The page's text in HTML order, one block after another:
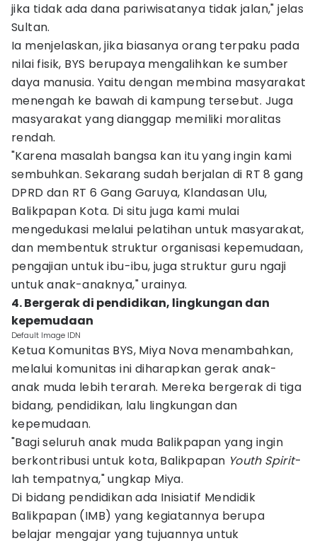
jika tidak ada dana pariwisatanya tidak jalan," jelas
Sultan.
Ia menjelaskan, jika biasanya orang terpaku pada
nilai fisik, BYS berupaya mengalihkan ke sumber
daya manusia. Yaitu dengan membina masyarakat
menengah ke bawah di kampung tersebut. Juga
masyarakat yang dianggap memiliki moralitas
rendah.
"Karena masalah bangsa kan itu yang ingin kami
sembuhkan. Sekarang sudah berjalan di RT 8 gang
DPRD dan RT 6 Gang Garuya, Klandasan Ulu,
Balikpapan Kota. Di situ juga kami mulai
mengedukasi melalui pelatihan untuk masyarakat,
dan membentuk struktur organisasi kepemudaan,
pengajian untuk ibu-ibu, juga struktur guru ngaji
untuk anak-anaknya," urainya.
4. Bergerak di pendidikan, lingkungan dan
kepemudaan
Default Image IDN
Ketua Komunitas BYS, Miya Nova menambahkan,
melalui komunitas ini diharapkan gerak anak-
anak muda lebih terarah. Mereka bergerak di tiga
bidang, pendidikan, lalu lingkungan dan
kepemudaan.
"Bagi seluruh anak muda Balikpapan yang ingin
berkontribusi untuk kota, Balikpapan Youth Spirit-
lah tempatnya," ungkap Miya.
Di bidang pendidikan ada Inisiatif Mendidik
Balikpapan (IMB) yang kegiatannya berupa
belajar mengajar yang tujuannya untuk